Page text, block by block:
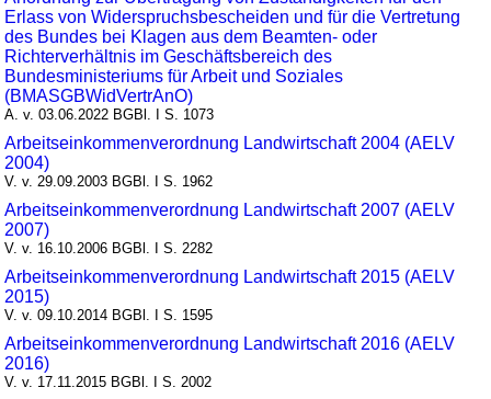
Erlass von Widerspruchsbescheiden und für die Vertretung
des Bundes bei Klagen aus dem Beamten- oder
Richterverhältnis im Geschäftsbereich des
Bundesministeriums für Arbeit und Soziales
(BMASGBWidVertrAnO)
A. v. 03.06.2022 BGBl. I S. 1073
Arbeitseinkommenverordnung Landwirtschaft 2004 (AELV
2004)
V. v. 29.09.2003 BGBl. I S. 1962
Arbeitseinkommenverordnung Landwirtschaft 2007 (AELV
2007)
V. v. 16.10.2006 BGBl. I S. 2282
Arbeitseinkommenverordnung Landwirtschaft 2015 (AELV
2015)
V. v. 09.10.2014 BGBl. I S. 1595
Arbeitseinkommenverordnung Landwirtschaft 2016 (AELV
2016)
V. v. 17.11.2015 BGBl. I S. 2002